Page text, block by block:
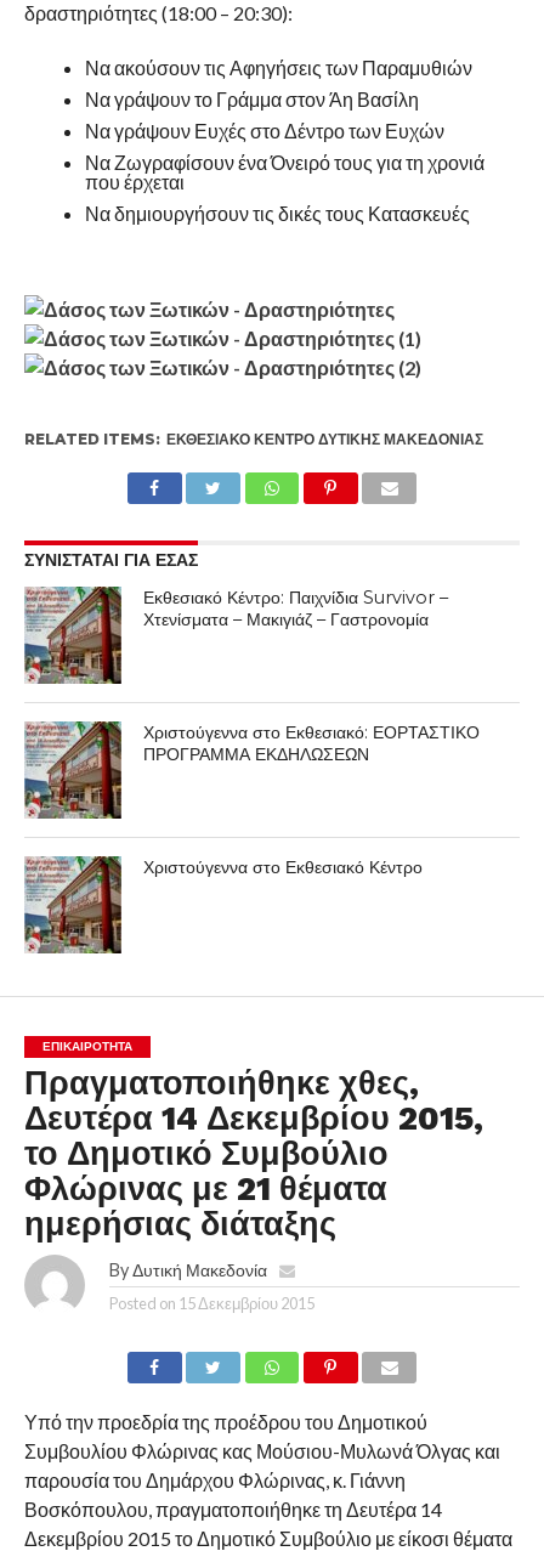
δραστηριότητες (18:00 – 20:30):
Να ακούσουν τις Αφηγήσεις των Παραμυθιών
Να γράψουν το Γράμμα στον Άη Βασίλη
Να γράψουν Ευχές στο Δέντρο των Ευχών
Να Ζωγραφίσουν ένα Όνειρό τους για τη χρονιά
που έρχεται
Να δημιουργήσουν τις δικές τους Κατασκευές
RELATED ITEMS: ΕΚΘΕΣΙΑΚΌ ΚΈΝΤΡΟ ΔΥΤΙΚΉΣ ΜΑΚΕΔΟΝΊΑΣ
ΣΥΝΙΣΤΑΤΑΙ ΓΙΑ ΕΣΑΣ
Εκθεσιακό Κέντρο: Παιχνίδια Survivor –
Χτενίσματα – Μακιγιάζ – Γαστρονομία
Χριστούγεννα στο Εκθεσιακό: ΕΟΡΤΑΣΤΙΚΟ
ΠΡΟΓΡΑΜΜΑ ΕΚΔΗΛΩΣΕΩΝ
Χριστούγεννα στο Εκθεσιακό Κέντρο
ΕΠΙΚΑΙΡΟΤΗΤΑ
Πραγματοποιήθηκε χθες,
Δευτέρα 14 Δεκεμβρίου 2015,
το Δημοτικό Συμβούλιο
Φλώρινας με 21 θέματα
ημερήσιας διάταξης
By Δυτική Μακεδονία
Posted on 15 Δεκεμβρίου 2015
Υπό την προεδρία της προέδρου του Δημοτικού
Συμβουλίου Φλώρινας κας Μούσιου-Μυλωνά Όλγας και
παρουσία του Δημάρχου Φλώρινας, κ. Γιάννη
Βοσκόπουλου, πραγματοποιήθηκε τη Δευτέρα 14
Δεκεμβρίου 2015 το Δημοτικό Συμβούλιο με είκοσι θέματα